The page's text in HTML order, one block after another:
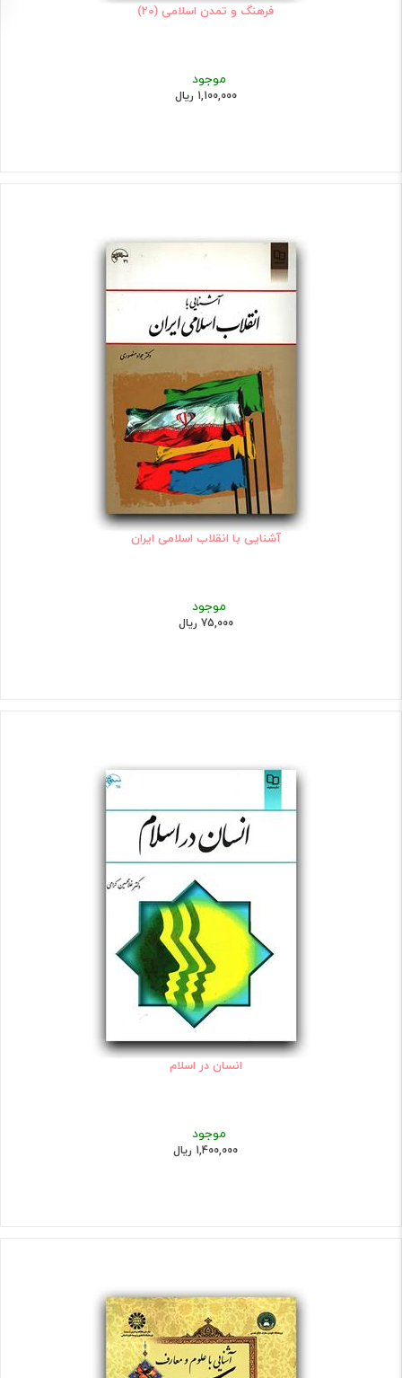
فرهنگ و تمدن اسلامی (20)
موجود
1,100,000 ریال
آشنایی با انقلاب اسلامی ایران
موجود
75,000 ریال
انسان در اسلام
موجود
1,400,000 ریال